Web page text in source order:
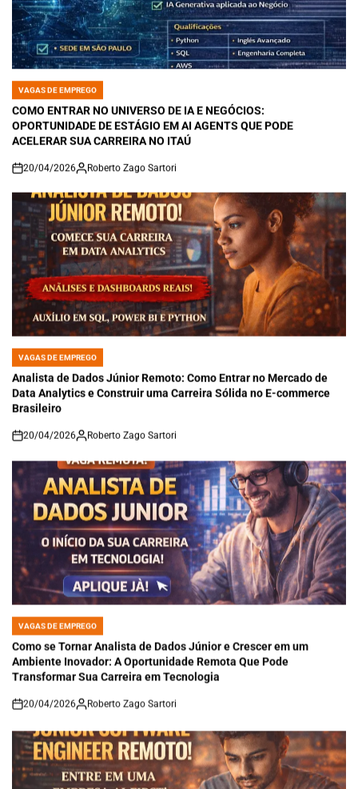
POSTED
IN
VAGAS DE EMPREGO
COMO ENTRAR NO UNIVERSO DE IA E NEGÓCIOS:
OPORTUNIDADE DE ESTÁGIO EM AI AGENTS QUE PODE
ACELERAR SUA CARREIRA NO ITAÚ
on
20/04/2026 Roberto Zago Sartori
POSTED
IN
VAGAS DE EMPREGO
Analista de Dados Júnior Remoto: Como Entrar no Mercado de
Data Analytics e Construir uma Carreira Sólida no E-commerce
Brasileiro
on
20/04/2026 Roberto Zago Sartori
POSTED
VAGAS DE EMPREGO
Como se Tornar Analista de Dados Júnior e Crescer em um
Ambiente Inovador: A Oportunidade Remota Que Pode
Transformar Sua Carreira em Tecnologia
on
20/04/2026 Roberto Zago Sartori